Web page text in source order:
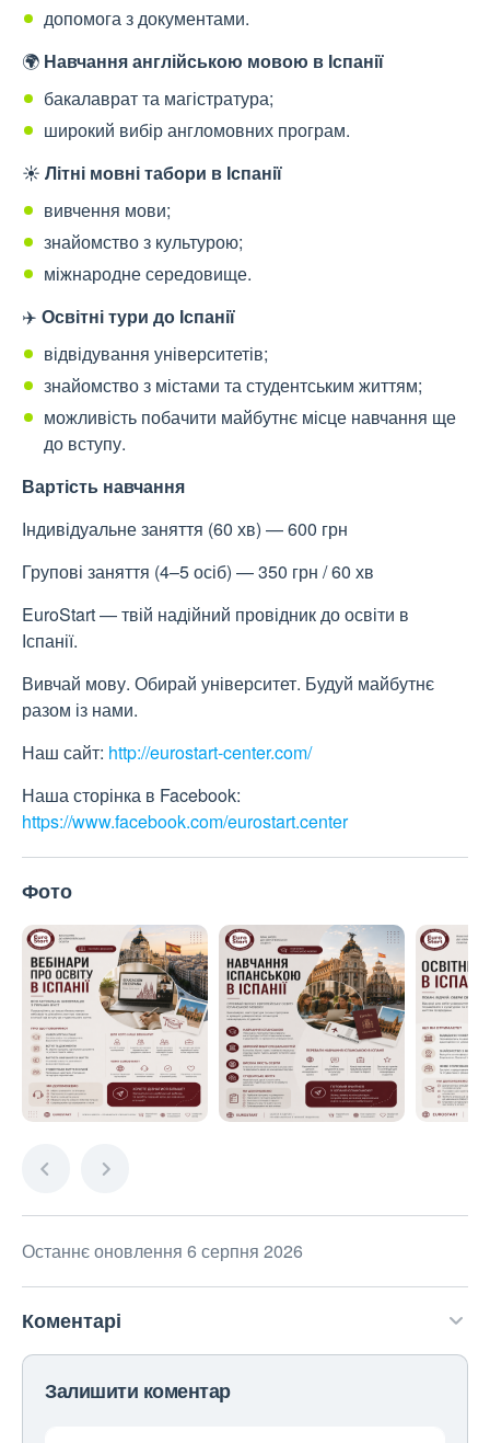
допомога з документами.
🌍 Навчання англійською мовою в Іспанії
бакалаврат та магістратура;
широкий вибір англомовних програм.
☀️ Літні мовні табори в Іспанії
вивчення мови;
знайомство з культурою;
міжнародне середовище.
✈️ Освітні тури до Іспанії
відвідування університетів;
знайомство з містами та студентським життям;
можливість побачити майбутнє місце навчання ще
до вступу.
Вартість навчання
Індивідуальне заняття (60 хв) —600 грн
Групові заняття (4–5 осіб) —350 грн / 60 хв
EuroStart — твій надійний провідник до освіти в
Іспанії.
Вивчай мову. Обирай університет. Будуй майбутнє
разом із нами.
Наш сайт: http://eurostart-center.com/
Наша сторінка в Facebook:
https://www.facebook.com/eurostart.center
Фото
Останнє оновлення 6 серпня 2026
Коментарі
Залишити коментар